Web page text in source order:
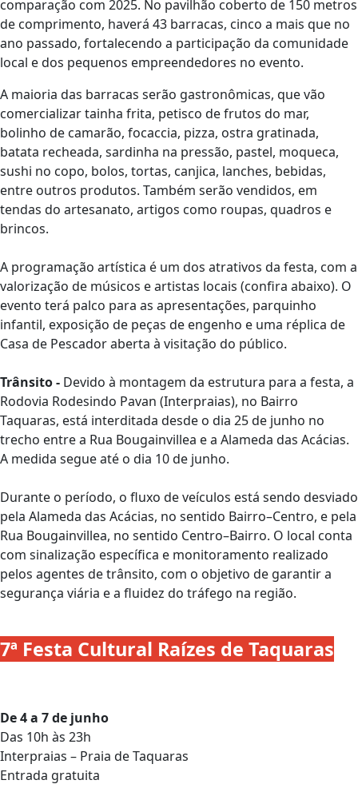
comparação com 2025. No pavilhão coberto de 150 metros
de comprimento, haverá 43 barracas, cinco a mais que no
ano passado, fortalecendo a participação da comunidade
local e dos pequenos empreendedores no evento.
A maioria das barracas serão gastronômicas, que vão
comercializar tainha frita, petisco de frutos do mar,
bolinho de camarão, focaccia, pizza, ostra gratinada,
batata recheada, sardinha na pressão, pastel, moqueca,
sushi no copo, bolos, tortas, canjica, lanches, bebidas,
entre outros produtos. Também serão vendidos, em
tendas do artesanato, artigos como roupas, quadros e
brincos.
A programação artística é um dos atrativos da festa, com a
valorização de músicos e artistas locais (confira abaixo). O
evento terá palco para as apresentações, parquinho
infantil, exposição de peças de engenho e uma réplica de
Casa de Pescador aberta à visitação do público.
Trânsito - Devido à montagem da estrutura para a festa, a
Rodovia Rodesindo Pavan (Interpraias), no Bairro
Taquaras, está interditada desde o dia 25 de junho no
trecho entre a Rua Bougainvillea e a Alameda das Acácias.
A medida segue até o dia 10 de junho.
Durante o período, o fluxo de veículos está sendo desviado
pela Alameda das Acácias, no sentido Bairro–Centro, e pela
Rua Bougainvillea, no sentido Centro–Bairro. O local conta
com sinalização específica e monitoramento realizado
pelos agentes de trânsito, com o objetivo de garantir a
segurança viária e a fluidez do tráfego na região.
7ª Festa Cultural Raízes de Taquaras
De 4 a 7 de junho
Das 10h às 23h
Interpraias – Praia de Taquaras
Entrada gratuita